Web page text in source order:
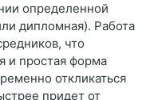
определенной
дипломная). Работа
что
и простая форма
откликаться
придет от